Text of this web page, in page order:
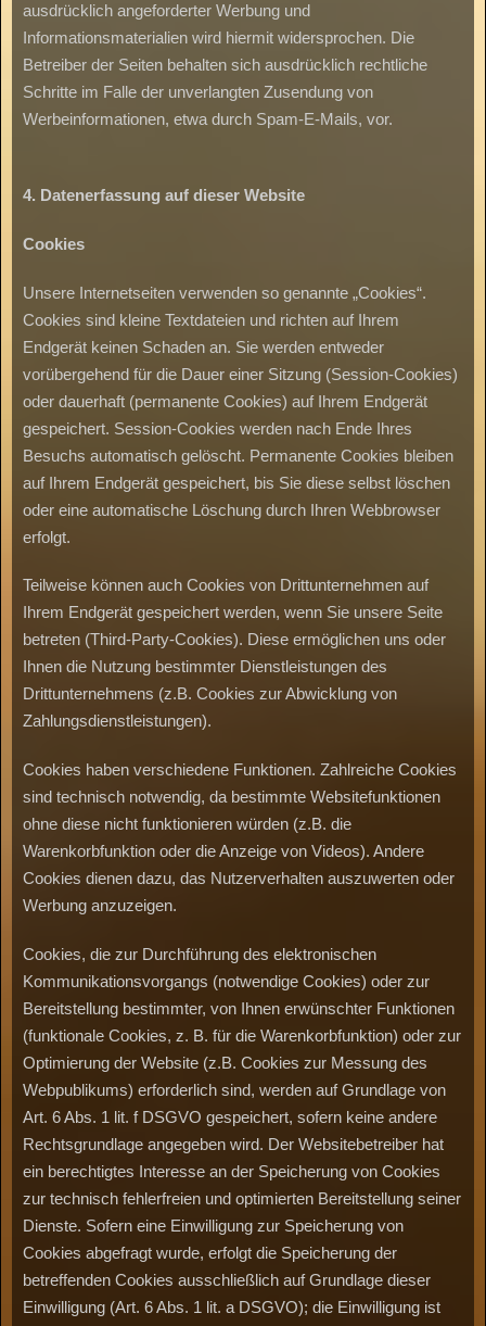
ausdrücklich angeforderter Werbung und
Informationsmaterialien wird hiermit widersprochen. Die
Betreiber der Seiten behalten sich ausdrücklich rechtliche
Schritte im Falle der unverlangten Zusendung von
Werbeinformationen, etwa durch Spam-E-Mails, vor.
4. Datenerfassung auf dieser Website
Cookies
Unsere Internetseiten verwenden so genannte „Cookies“.
Cookies sind kleine Textdateien und richten auf Ihrem
Endgerät keinen Schaden an. Sie werden entweder
vorübergehend für die Dauer einer Sitzung (Session-Cookies)
oder dauerhaft (permanente Cookies) auf Ihrem Endgerät
gespeichert. Session-Cookies werden nach Ende Ihres
Besuchs automatisch gelöscht. Permanente Cookies bleiben
auf Ihrem Endgerät gespeichert, bis Sie diese selbst löschen
oder eine automatische Löschung durch Ihren Webbrowser
erfolgt.
Teilweise können auch Cookies von Drittunternehmen auf
Ihrem Endgerät gespeichert werden, wenn Sie unsere Seite
betreten (Third-Party-Cookies). Diese ermöglichen uns oder
Ihnen die Nutzung bestimmter Dienstleistungen des
Drittunternehmens (z.B. Cookies zur Abwicklung von
Zahlungsdienstleistungen).
Cookies haben verschiedene Funktionen. Zahlreiche Cookies
sind technisch notwendig, da bestimmte Websitefunktionen
ohne diese nicht funktionieren würden (z.B. die
Warenkorbfunktion oder die Anzeige von Videos). Andere
Cookies dienen dazu, das Nutzerverhalten auszuwerten oder
Werbung anzuzeigen.
Cookies, die zur Durchführung des elektronischen
Kommunikationsvorgangs (notwendige Cookies) oder zur
Bereitstellung bestimmter, von Ihnen erwünschter Funktionen
(funktionale Cookies, z. B. für die Warenkorbfunktion) oder zur
Optimierung der Website (z.B. Cookies zur Messung des
Webpublikums) erforderlich sind, werden auf Grundlage von
Art. 6 Abs. 1 lit. f DSGVO gespeichert, sofern keine andere
Rechtsgrundlage angegeben wird. Der Websitebetreiber hat
ein berechtigtes Interesse an der Speicherung von Cookies
zur technisch fehlerfreien und optimierten Bereitstellung seiner
Dienste. Sofern eine Einwilligung zur Speicherung von
Cookies abgefragt wurde, erfolgt die Speicherung der
betreffenden Cookies ausschließlich auf Grundlage dieser
Einwilligung (Art. 6 Abs. 1 lit. a DSGVO); die Einwilligung ist